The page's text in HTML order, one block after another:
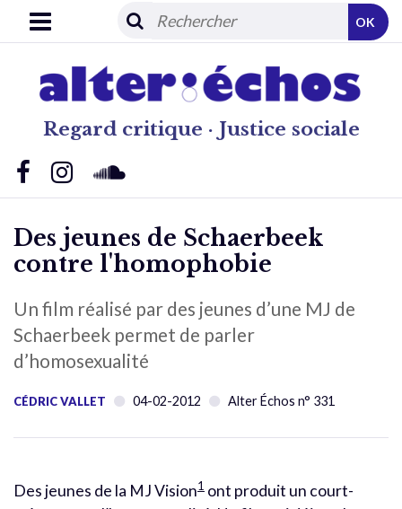
Regard critique · Justice sociale
OK
Des jeunes de Schaerbeek
contre l'homophobie
Un film réalisé par des jeunes d’une MJ de
Schaerbeek permet de parler
d’homosexualité
CÉDRIC VALLET 04-02-2012 Alter Échos n° 331
Des jeunes de la MJ Vision1 ont produit un court-